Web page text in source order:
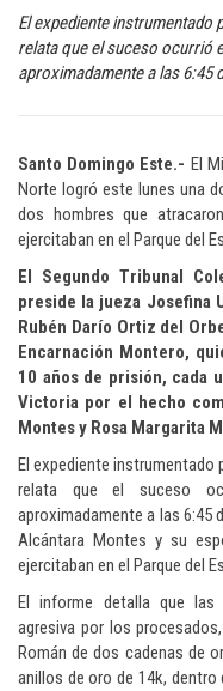
El expediente instrumentado
relata que el suceso ocurrió
aproximadamente a las 6:45
Santo Domingo Este.- El
Norte logró este lunes una
dos hombres que
ejercitaban en el Parque del
El Segundo Tribunal
preside la jueza Josefina
Rubén Darío Ortiz del
Encarnación Montero,
10 años de prisión, cada
Victoria por el hecho
Montes y Rosa Margarita
El expediente
relata que el suceso
aproximadamente a las 6:45
Alcántara Montes y su
ejercitaban en el Parque del
El informe detalla que
agresiva por los
Román de dos cadenas de
anillos de oro de 14k,